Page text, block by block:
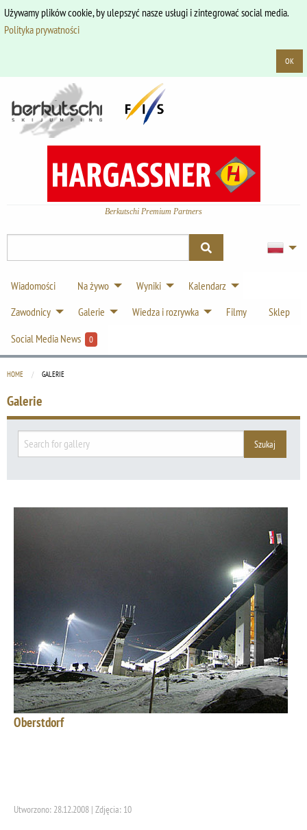
Używamy plików cookie, by ulepszyć nasze usługi i zintegrować social media.
Polityka prywatności
OK
Berkutschi Premium Partners
Wiadomości Na żywo Wyniki
Kalendarz
Zawodnicy
Galerie Wiedza i rozrywka Filmy
Sklep
Social Media News
0
HOME CURRENT:
GALERIE
Galerie
Oberstdorf
Utworzono: 28.12.2008 | Zdjęcia: 10